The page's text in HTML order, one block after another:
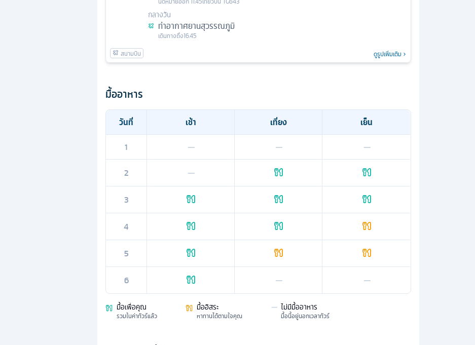
กลางวัน
ท่าอากาศยานสุวรรณภูมิ
เดินทางถึง16.45
ดูรูปเพิ่มเติม
มื้ออาหาร
วันที่ เช้า เที่ยง
เย็น
1
— —
—
2
—
3
4
5
6 — —
มื้อเพื่อคุณ
รวมในค่าทัวร์แล้ว
มื้ออิสระ
หาทานได้ตามใจคุณ
— ไม่มีมื้ออาหาร
มื้อนี้อยู่นอกเวลาทัวร์